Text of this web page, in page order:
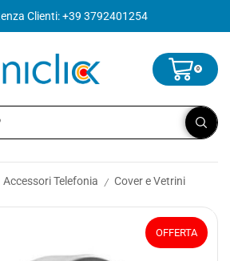
Clienti: +39 3792401254
0
Accessori Telefonia / Cover e Vetrini
OFFERTA